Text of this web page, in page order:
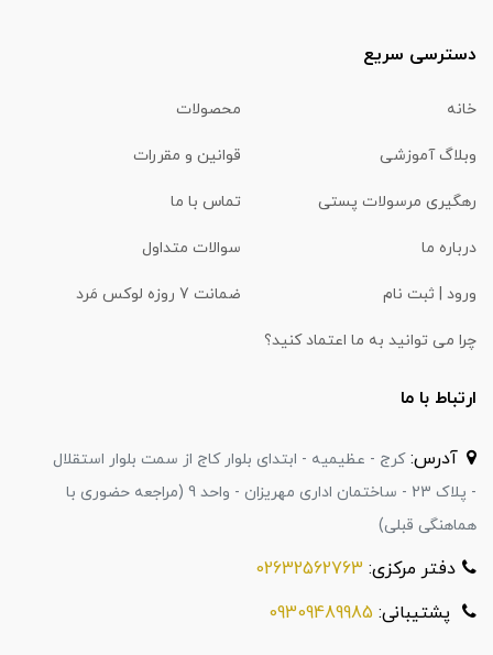
دسترسی سریع
خانه محصولات
وبلاگ آموزشی قوانین و مقررات
رهگیری مرسولات پستی تماس با ما
درباره ما سوالات متداول
ورود | ثبت نام ضمانت 7 روزه لوکس مَرد
چرا می توانید به ما اعتماد کنید؟
ارتباط با ما
آدرس:کرج - عظیمیه - ابتدای بلوار کاج از سمت بلوار استقلال
- پلاک 23 - ساختمان اداری مهریزان - واحد 9 (مراجعه حضوری با
هماهنگی قبلی)
دفتر مرکزی: 02632562763
پشتیبانی: 09309489985